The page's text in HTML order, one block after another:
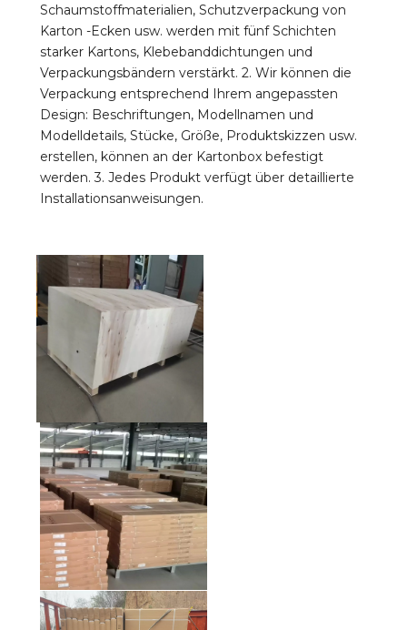
Schaumstoffmaterialien, Schutzverpackung von
Karton -Ecken usw. werden mit fünf Schichten
starker Kartons, Klebebanddichtungen und
Verpackungsbändern verstärkt. 2. Wir können die
Verpackung entsprechend Ihrem angepassten
Design: Beschriftungen, Modellnamen und
Modelldetails, Stücke, Größe, Produktskizzen usw.
erstellen, können an der Kartonbox befestigt
werden. 3. Jedes Produkt verfügt über detaillierte
Installationsanweisungen.